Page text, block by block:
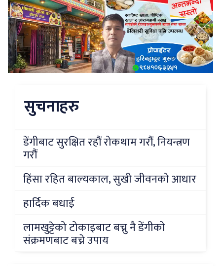
सुचनाहरु
डेंगीबाट सुरक्षित रहौं रोकथाम गरौं, नियन्त्रण
गरौं
हिंसा रहित बाल्यकाल, सुखी जीवनको आधार
हार्दिक बधाई
लामखुट्टेको टोकाइबाट बच्नु नै डेंगीको
संक्रमणबाट बच्ने उपाय